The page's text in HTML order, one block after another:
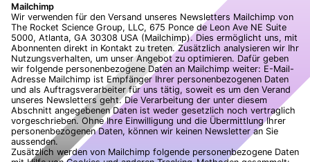
Mailchimp
Wir verwenden für den Versand unseres Newsletters Mailchimp von
The Rocket Science Group, LLC, 675 Ponce de Leon Ave NE Suite
5000, Atlanta, GA 30308 USA (Mailchimp). Dies ermöglicht uns, mit
Abonnenten direkt in Kontakt zu treten. Zusätzlich analysieren wir Ihr
Nutzungsverhalten, um unser Angebot zu optimieren. Dafür geben
wir folgende personenbezogene Daten an Mailchimp weiter: E-Mail-
Adresse Mailchimp ist Empfänger Ihrer personenbezogenen Daten
und als Auftragsverarbeiter für uns tätig, soweit es um den Verand
unseres Newsletters geht. Die Verarbeitung der unter diesem
Abschnitt angegebenen Daten ist weder gesetzlich noch vertraglich
vorgeschrieben. Ohne Ihre Einwilligung und die Übermittlung Ihrer
personenbezogenen Daten, können wir keinen Newsletter an Sie
aussenden.
Zusätzlich werden von Mailchimp folgende personenbezogene Daten